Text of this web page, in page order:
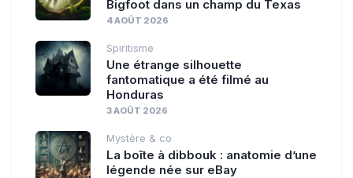
Bigfoot dans un champ du Texas
4 AOÛT 2026
Spiritisme
Une étrange silhouette
fantomatique a été filmé au
Honduras
3 AOÛT 2026
Mystère & co
La boîte à dibbouk : anatomie d’une
légende née sur eBay